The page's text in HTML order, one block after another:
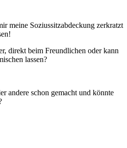
meine Soziussitzabdeckung zerkratzt
direkt beim Freundlichen oder kann
lassen?
andere schon gemacht und könnte